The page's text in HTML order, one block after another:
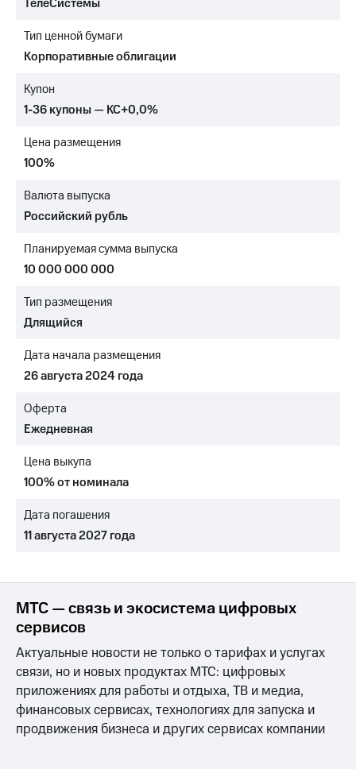
о технологиях
Интервью
отчетность
Новости
в
и акционерам
управление
Корпоративный
Раскрытие
информации
ПАО
Собрания
акционеров
кабинет
Акционерный
и
Рынок
акций
Описание
Программа
приобретения
Порядок
выкупа
акций
ТелеСистемы
Тип ценной бумаги
Корпоративные облигации
Купон
1-36 купоны — КС+0,0%
Цена размещения
100%
Валюта выпуска
Российский рубль
Планируемая сумма выпуска
10 000 000 000
Тип размещения
Длящийся
Дата начала размещения
26 августа 2024 года
Оферта
Ежедневная
Цена выкупа
100% от номинала
Дата погашения
11 августа 2027 года
МТС — связь и экосистема цифровых
сервисов
Актуальные новости не только о тарифах и услугах
связи, но и новых продуктах МТС: цифровых
приложениях для работы и отдыха, ТВ и медиа,
финансовых сервисах, технологиях для запуска и
продвижения бизнеса и других сервисах компании